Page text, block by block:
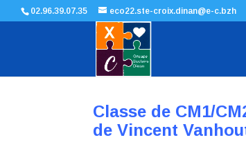
02.96.39.07.35 eco22.ste-croix.dinan@e-c.bzh
Classe de CM1/
de Vincent